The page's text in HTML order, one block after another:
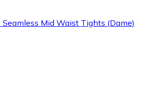
Seamless Mid Waist Tights (Dame)